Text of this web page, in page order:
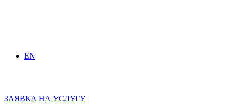
EN
ЗАЯВКА НА УСЛУГУ